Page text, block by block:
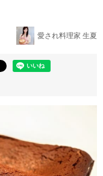
愛され料理家 生夏